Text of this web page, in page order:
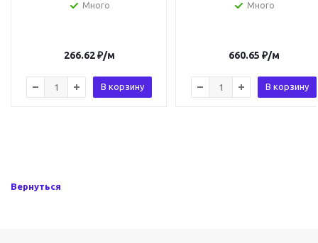
Много
266.62₽/м
В корзину
Много
660.65 ₽/м
В корзину
Вернуться